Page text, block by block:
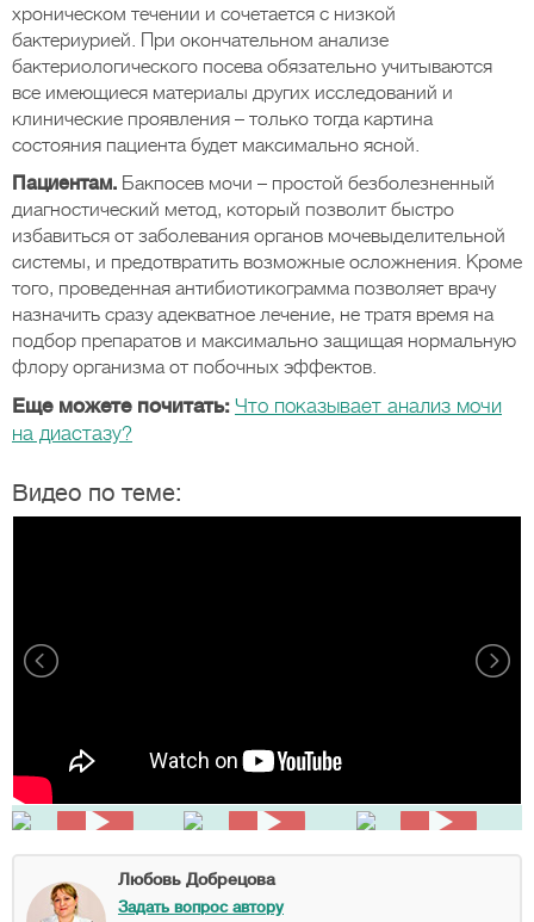
хроническом течении и сочетается с низкой
бактериурией. При окончательном анализе
бактериологического посева обязательно учитываются
все имеющиеся материалы других исследований и
клинические проявления – только тогда картина
состояния пациента будет максимально ясной.
Пациентам. Бакпосев мочи – простой безболезненный
диагностический метод, который позволит быстро
избавиться от заболевания органов мочевыделительной
системы, и предотвратить возможные осложнения. Кроме
того, проведенная антибиотикограмма позволяет врачу
назначить сразу адекватное лечение, не тратя время на
подбор препаратов и максимально защищая нормальную
флору организма от побочных эффектов.
Еще можете почитать: Что показывает анализ мочи
на диастазу?
Видео по теме:
Любовь Добрецова
Задать вопрос автору